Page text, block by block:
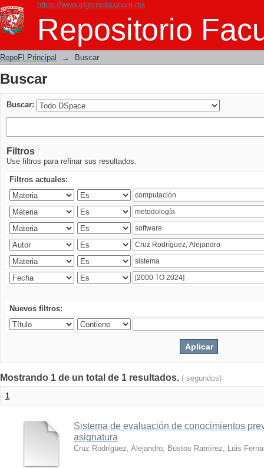
https://www.ingenieria.unam.mx
Repositorio
Buscar
RepoFI Principal → Buscar
Buscar
Buscar:
Filtros
Use filtros para refinar sus resultados.
Filtros actuales:
Nuevos filtros:
Mostrando 1 de un total de 1 resultados. ( segundos)
1
Sistema de evaluación de conocimientos
asignatura
Cruz Rodríguez, Alejandro; Bustos Ramírez, Luis